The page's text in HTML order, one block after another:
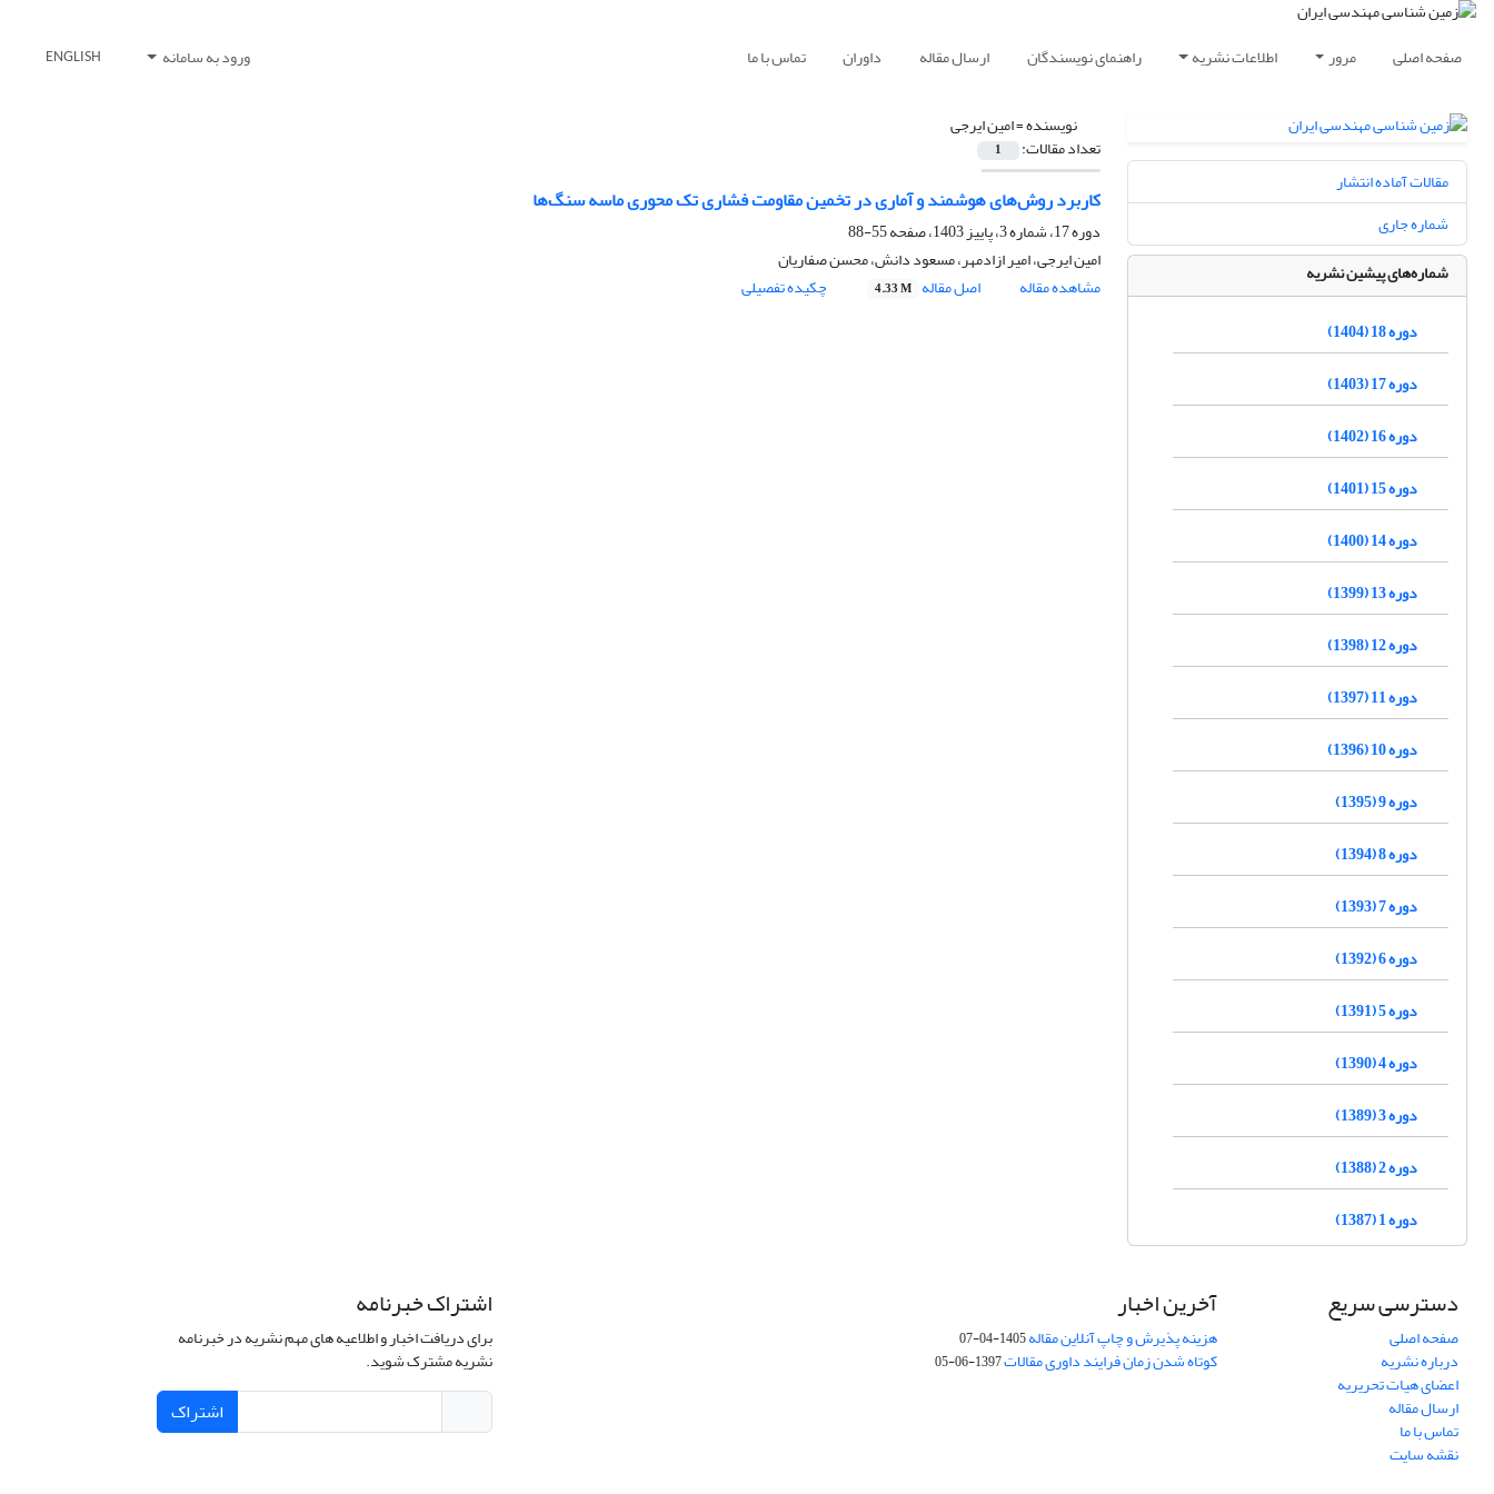
صفحه اصلی مرور اطلاعات نشریه راهنمای نویسندگان ارسال مقاله داوران تماس با ما ورود به سامانه ENGLISH
نویسنده =امین ایرجی
تعداد مقالات: 1
کاربرد روش‌های هوشمند و آماری در تخمین مقاومت فشاری تک محوری ماسه سنگ‌ها
دوره 17، شماره 3، پاییز 1403، صفحه
55-88
امین ایرجی، امیر ازادمهر، مسعود دانش، محسن صفاریان
مشاهده مقاله
اصل مقاله 4.33 M چکیده تفصیلی
مقالات آماده انتشار
شماره جاری
شماره‌های پیشین نشریه
دوره 18 (1404)
دوره 17 (1403)
دوره 16 (1402)
دوره 15 (1401)
دوره 14 (1400)
دوره 13 (1399)
دوره 12 (1398)
دوره 11 (1397)
دوره 10 (1396)
دوره 9 (1395)
دوره 8 (1394)
دوره 7 (1393)
دوره 6 (1392)
دوره 5 (1391)
دوره 4 (1390)
دوره 3 (1389)
دوره 2 (1388)
دوره 1 (1387)
دسترسی سریع
صفحه اصلی
درباره نشریه
اعضای هیات تحریریه
ارسال مقاله
تماس با ما
نقشه سایت
آخرین اخبار
هزینه پذیرش و چاپ آنلاین مقاله1405-04-07
کوتاه شدن زمان فرایند داوری مقالات1397-06-05
اشتراک خبرنامه
برای دریافت اخبار و اطلاعیه های مهم نشریه در خبرنامه
نشریه مشترک شوید.
اشتراک